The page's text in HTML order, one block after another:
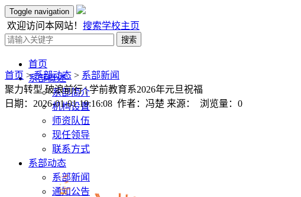
Toggle navigation
欢迎访问本网站！ 搜索学校主页
搜索
首页
系部概述
系部简介
机构设置
师资队伍
现任领导
联系方式
系部动态
系部新闻
通知公告
首页 >系部动态 > 系部新闻
聚力转型 破浪前行 | 学前教育系2026年元旦祝福
日期：2026-01-01 19:16:08 作者：冯楚 来源： 浏览量： 0